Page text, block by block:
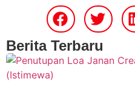
Berita Terbaru